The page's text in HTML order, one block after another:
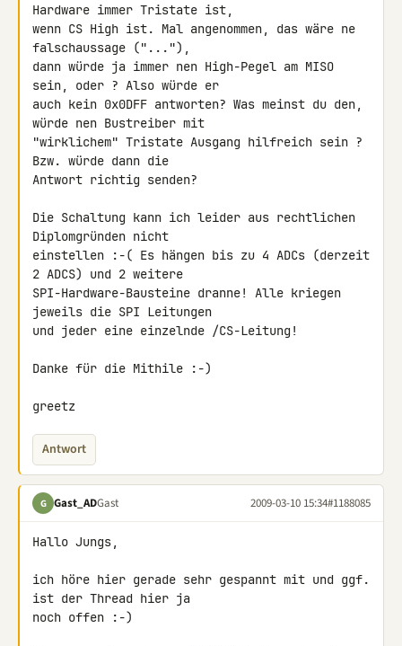
Hardware immer Tristate ist,
wenn CS High ist. Mal angenommen, das wäre ne
falschaussage ("..."),
dann würde ja immer nen High-Pegel am MISO
sein, oder ? Also würde er
auch kein 0x0DFF antworten? Was meinst du den,
würde nen Bustreiber mit
"wirklichem" Tristate Ausgang hilfreich sein ?
Bzw. würde dann die
Antwort richtig senden?
Die Schaltung kann ich leider aus rechtlichen
Diplomgründen nicht
einstellen :-( Es hängen bis zu 4 ADCs (derzeit
2 ADCS) und 2 weitere
SPI-Hardware-Bausteine dranne! Alle kriegen
jeweils die SPI Leitungen
und jeder eine einzelnde /CS-Leitung!
Danke für die Mithile :-)
greetz
Antwort
G Gast_ADGast 2009-03-10 15:34#1188085
Hallo Jungs,
ich höre hier gerade sehr gespannt mit und ggf.
ist der Thread hier ja
noch offen :-)